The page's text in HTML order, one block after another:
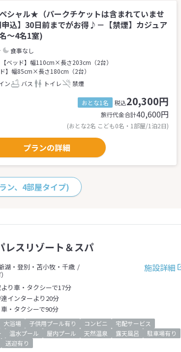
シャル★（パークチケットは含まれていませ
込】30日前までがお得♪－【禁煙】カジュア
～4名1室)
食事なし
【ベッド】幅110cm×長さ203cm（2台）
】幅85cm×長さ180cm（2台）
ン バス トイレ 禁煙
おとな1名 税込20,300円
旅行代金合計40,600円
(おとな2名 こども0名・1部屋/1泊2日)
プランの詳細
ン、4部屋タイプ)
レスリゾート＆スパ
施設詳細
湖・登別・苫小牧・千歳
）
り車・タクシーで17分
インターより20分
・タクシーで90分
大浴場 子供用プール有り コンビニ
宅配サービス
温水プール 屋内プール 天然温泉 露天風呂
駐車場有り
送迎有り